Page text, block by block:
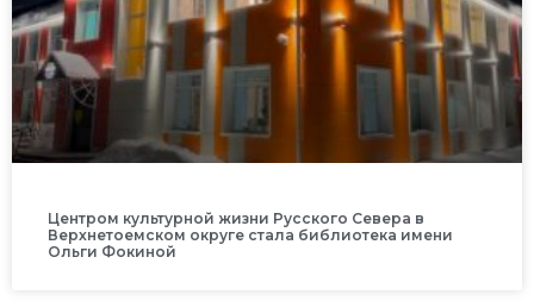
Центром культурной жизни Русского Севера в
Верхнетоемском округе стала библиотека имени
Ольги Фокиной